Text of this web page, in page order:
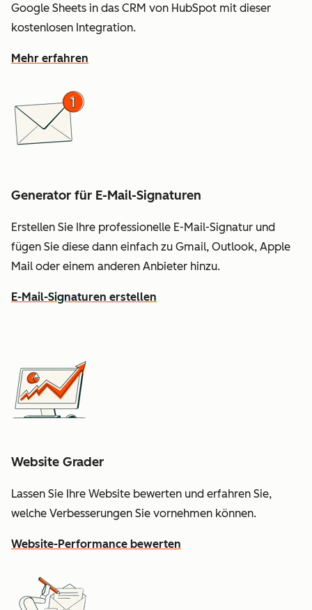
Google Sheets in das CRM von HubSpot mit dieser
kostenlosen Integration.
Mehr erfahren
Generator für E-Mail-Signaturen
Erstellen Sie Ihre professionelle E-Mail-Signatur und
fügen Sie diese dann einfach zu Gmail, Outlook, Apple
Mail oder einem anderen Anbieter hinzu.
E-Mail-Signaturen erstellen
Website Grader
Lassen Sie Ihre Website bewerten und erfahren Sie,
welche Verbesserungen Sie vornehmen können.
Website-Performance bewerten